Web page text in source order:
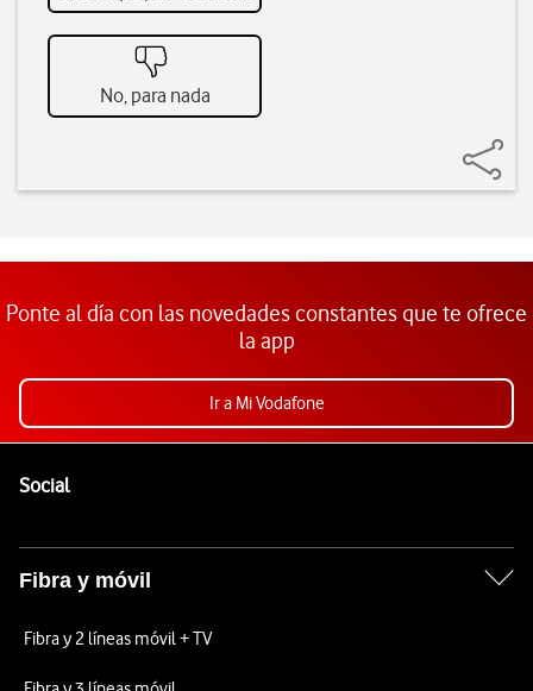
No, para nada
Ponte al día con las novedades constantes que te ofrece
la app
Ir a Mi Vodafone
SocialEnlaces a las redes sociales de Vodafone
Fibra y móvil
Fibra y 2 líneas móvil + TV